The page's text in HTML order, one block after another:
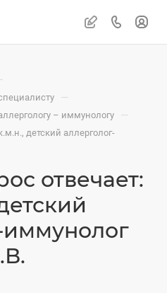
—
– иммунологу —
детский аллерголог-
отвечает:
иммунолог